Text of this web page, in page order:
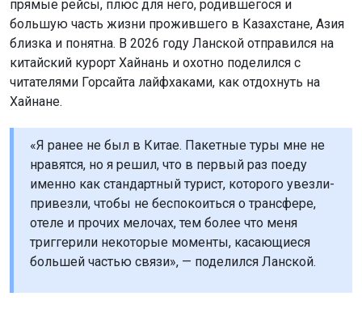
прямые рейсы, плюс для него, родившегося и
большую часть жизни прожившего в Казахстане, Азия
близка и понятна. В 2026 году Ланской отправился на
китайский курорт Хайнань и охотно поделился с
читателями Горсайта лайфхаками, как отдохнуть на
Хайнане.
«Я ранее не был в Китае. Пакетные туры мне не
нравятся, но я решил, что в первый раз поеду
именно как стандартный турист, которого увезли-
привезли, чтобы не беспокоиться о трансфере,
отеле и прочих мелочах, тем более что меня
триггерили некоторые моменты, касающиеся
большей частью связи», — поделился Ланской.